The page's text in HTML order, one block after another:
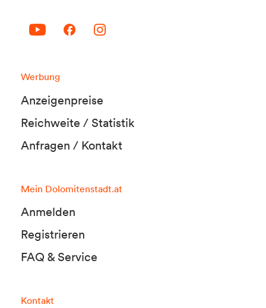
Werbung
Anzeigenpreise
Reichweite / Statistik
Anfragen / Kontakt
Mein Dolomitenstadt.at
Anmelden
Registrieren
FAQ & Service
Kontakt